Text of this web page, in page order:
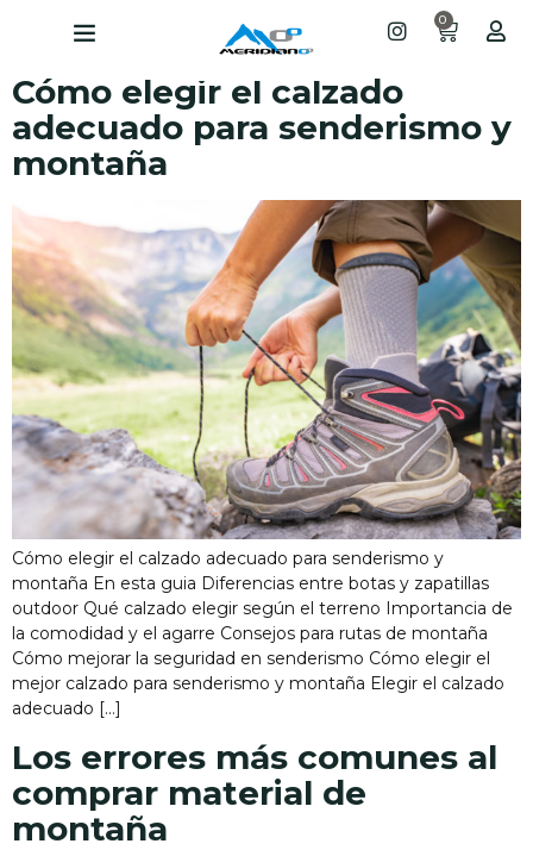
0
Cómo elegir el calzado
adecuado para senderismo y
montaña
Cómo elegir el calzado adecuado para senderismo y
montaña En esta guia Diferencias entre botas y zapatillas
outdoor Qué calzado elegir según el terreno Importancia de
la comodidad y el agarre Consejos para rutas de montaña
Cómo mejorar la seguridad en senderismo Cómo elegir el
mejor calzado para senderismo y montaña Elegir el calzado
adecuado […]
Los errores más comunes al
comprar material de
montaña